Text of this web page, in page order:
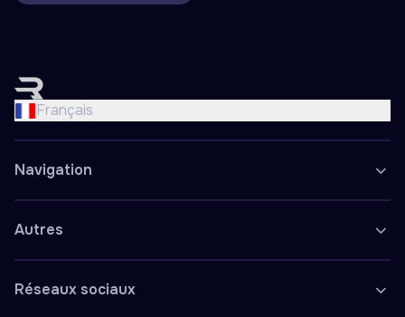
Français
English
Nederlands
Español
Polski
Navigation
Autres
Réseaux sociaux